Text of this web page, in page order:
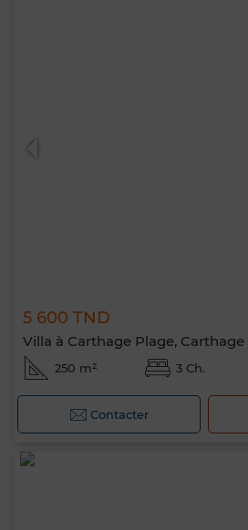
5 600 TND
Villa à Carthage Plage, Carthage
250 m² 3 Ch.
Contacter